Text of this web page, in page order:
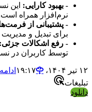
- بهبود کارایی: این
نرم‌افزار همراه
- پشتیبانی از
برای تبدیل و مدیریت PDF.
- رفع اشکالات جزئی:
توسط کاربران در
۱۲ تیر ۱۴۰۴،‏ ۱۹:۱۷
تبلیغات
دانلود